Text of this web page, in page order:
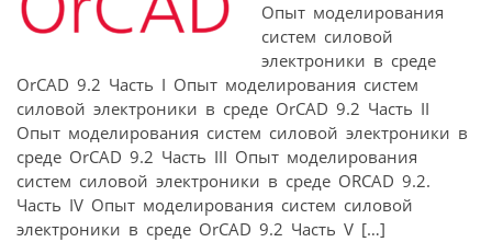
Опыт моделирования
систем силовой
электроники в среде
OrCAD 9.2 Часть I Опыт моделирования систем
силовой электроники в среде OrCAD 9.2 Часть II
Опыт моделирования систем силовой электроники в
среде OrCAD 9.2 Часть III Опыт моделирования
систем силовой электроники в среде ORCAD 9.2.
Часть IV Опыт моделирования систем силовой
электроники в среде OrCAD 9.2 Часть V […]